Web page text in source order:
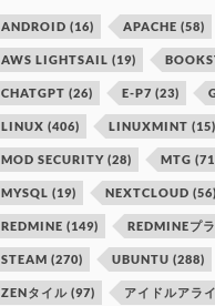
ANDROID (16) APACHE (58)
AWS LIGHTSAIL (19)
CHATGPT (26) E-P7 (23)
LINUX (406) LINUXMINT (15)
MOD SECURITY (28) MTG
MYSQL (19) NEXTCLOUD (56)
REDMINE (149) REDMINEプ
STEAM (270) UBUNTU (288)
ZENタイル (97) アイドルアラ